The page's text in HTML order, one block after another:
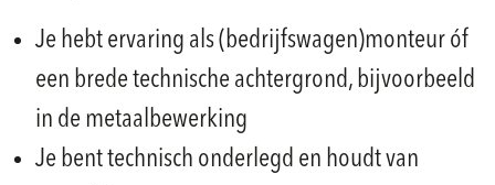
Je hebt ervaring als (bedrijfswagen)monteur óf
een brede technische achtergrond, bijvoorbeeld
in de metaalbewerking
Je bent technisch onderlegd en houdt van